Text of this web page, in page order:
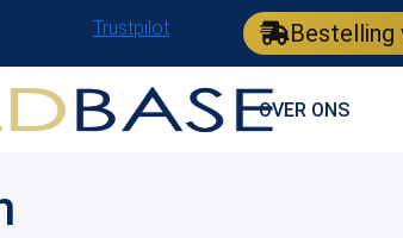
Trustpilot Bestelling
OVER ONS